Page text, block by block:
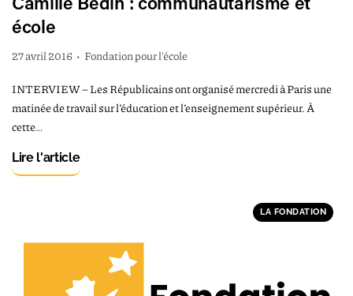
école
27 avril 2016 • Fondation pour l'école
INTERVIEW – Les Républicains ont organisé mercredi à Paris une
matinée de travail sur l’éducation et l’enseignement supérieur. À
cette…
Lire l'article
LA FONDATION